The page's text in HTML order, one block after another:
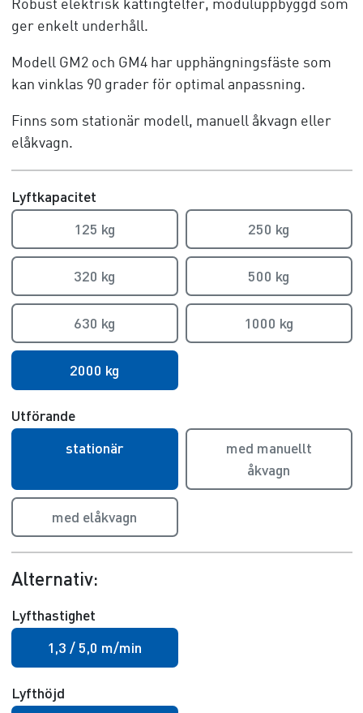
Robust elektrisk kättingtelfer, moduluppbyggd som
ger enkelt underhåll.
Modell GM2 och GM4 har upphängningsfäste som
kan vinklas 90 grader för optimal anpassning.
Finns som stationär modell, manuell åkvagn eller
elåkvagn.
Lyftkapacitet
125 kg
250 kg
320 kg 500 kg
630 kg 1000 kg
2000 kg
Utförande
stationär
med manuellt
åkvagn
med elåkvagn
Alternativ:
Lyfthastighet
1,3 / 5,0 m/min
Lyfthöjd